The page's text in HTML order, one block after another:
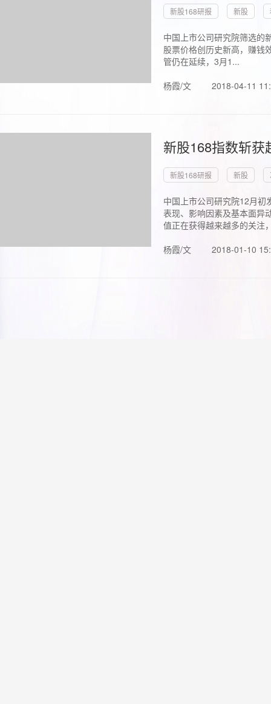
新股168研报 新股
中国上市公司研究院筛选的
股票价格创历史新高，赚钱
管仍在延续，3月1...
杨霞/文
2018-04-11
新股168指数斩
新股168研报 新股
中国上市公司研究院12月初
表现、影响因素及基本面异
值正在获得越来越多的关注
杨霞/文
2018-01-10